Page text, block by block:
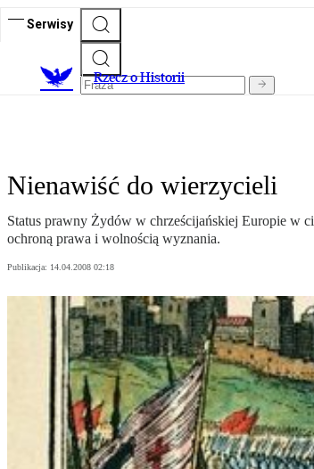
Serwisy
Rzecz o Historii
Nienawiść do wierzycieli
Status prawny Żydów w chrześcijańskiej Europie w
ochroną prawa i wolnością wyznania.
Publikacja: 14.04.2008 02:18